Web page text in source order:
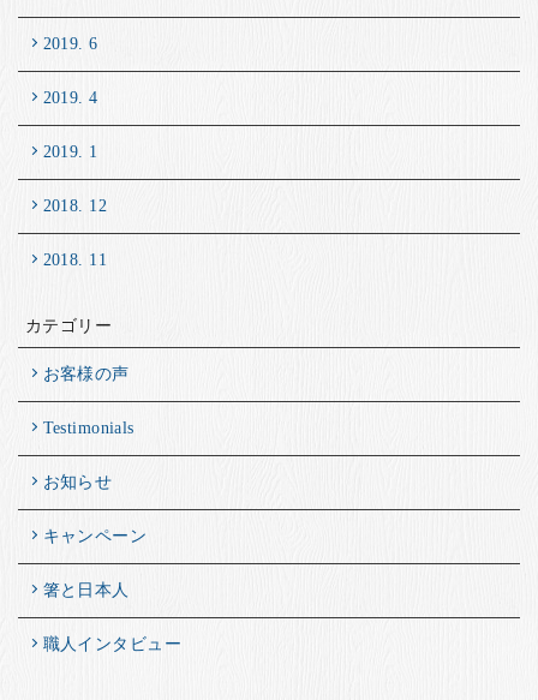
2019. 6
2019. 4
2019. 1
2018. 12
2018. 11
カテゴリー
お客様の声
Testimonials
お知らせ
キャンペーン
箸と日本人
職人インタビュー